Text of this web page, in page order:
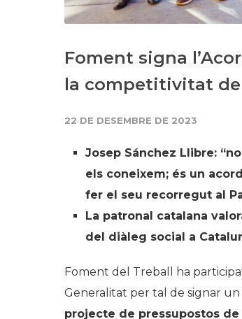
Foment signa
la competitivitat de
22 DE DESEMBRE DE 2023
Josep Sánchez Llibre:
els coneixem; és un
fer el seu recorregut al
La patronal catalana
del diàleg social a
Foment del Treball ha
Generalitat per tal de signar un
projecte de pressupostos